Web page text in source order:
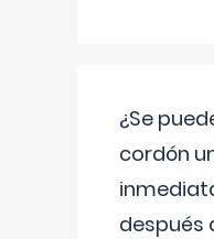
¿Se
cordón
después